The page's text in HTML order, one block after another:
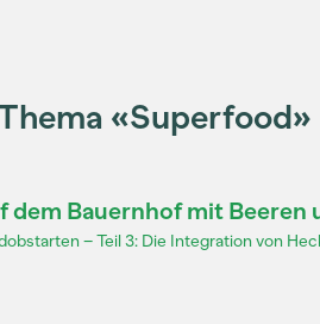
«Superfood»
dem Bauernhof mit Beeren
– Teil 3: Die Integration von